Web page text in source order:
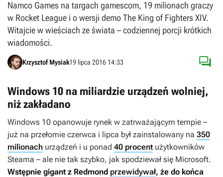
Namco Games na targach gamescom, 19 milionach graczy
w Rocket League i o wersji demo The King of Fighters XIV.
Witajcie w wieściach ze świata – codziennej porcji krótkich
wiadomości.
Krzysztof Mysiak19 lipca 2016 14:33 
Windows 10 na miliardzie urządzeń wolniej,
niż zakładano
Windows 10 opanowuje rynek w zatrważającym tempie –
już na przełomie czerwca i lipca był zainstalowany na 350
milionach urządzeń i u ponad 40 procent użytkowników
Steama – ale nie tak szybko, jak spodziewał się Microsoft.
Wstępnie gigant z Redmond przewidywał, że do końca